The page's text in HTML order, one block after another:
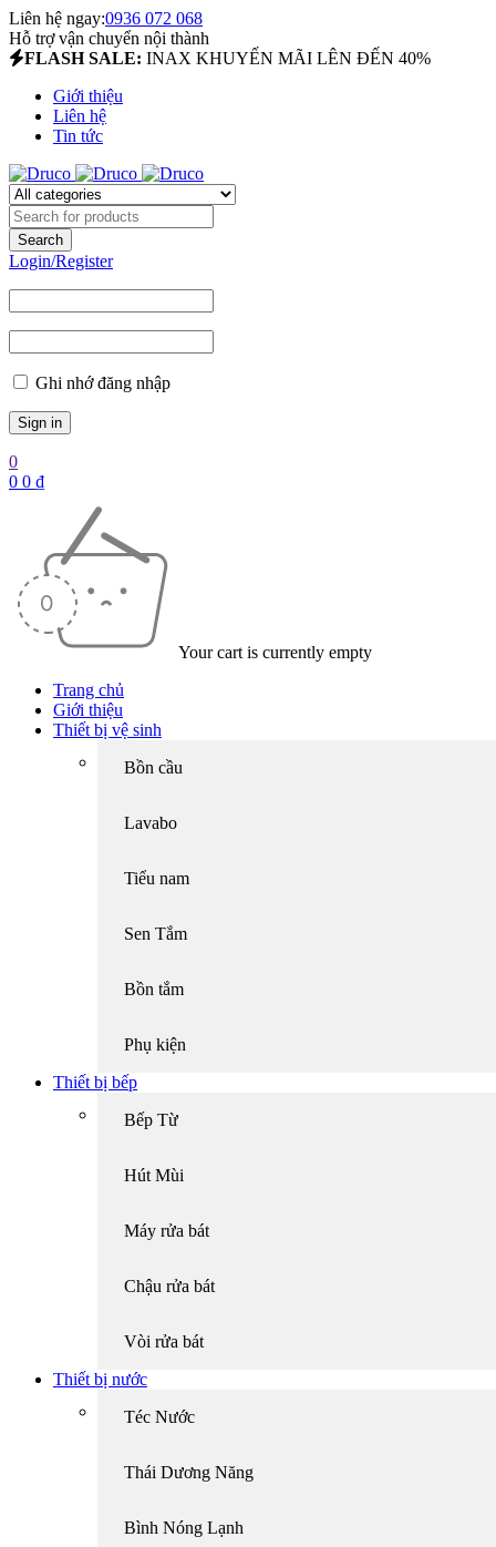
Liên hệ ngay:0936 072 068
Hỗ trợ vận chuyển nội thành
FLASH SALE: INAX KHUYẾN MÃI LÊN ĐẾN 40%
Giới thiệu
Liên hệ
Tin tức
Login/Register
Ghi nhớ đăng nhập
0
0 0 ₫
Your cart is currently empty
Trang chủ
Giới thiệu
Thiết bị vệ sinh
Bồn cầu
Lavabo
Tiểu nam
Sen Tắm
Bồn tắm
Phụ kiện
Thiết bị bếp
Bếp Từ
Hút Mùi
Máy rửa bát
Chậu rửa bát
Vòi rửa bát
Thiết bị nước
Téc Nước
Thái Dương Năng
Bình Nóng Lạnh